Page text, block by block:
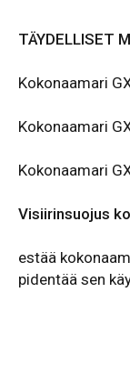
TÄYDELLISET
Kokonaamari
Kokonaamari
Kokonaamari
Visiirinsuojus
estää
pidentää sen